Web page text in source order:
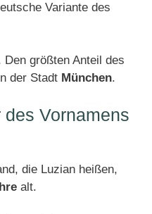
Variante des
größten Anteil des
der Stadt München.
Vornamens
die Luzian heißen,
alt.